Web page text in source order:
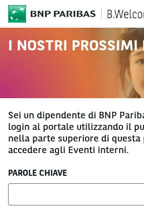
BNP Paribas
I NOSTRI PROSSIMI
Sei un dipendente di BNP
login al portale utilizzando il
nella parte superiore di questa
accedere agli Eventi interni.
Cerca i prossimi eventi
PAROLE CHIAVE